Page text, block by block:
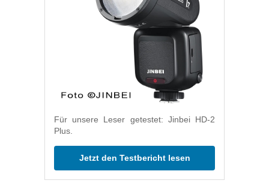
Für unsere Leser getestet: Jinbei HD-2
Plus.
Jetzt den Testbericht lesen